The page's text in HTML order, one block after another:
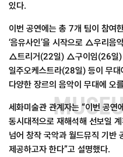
있다.
이번 공연에는 총 7개 팀이 참여
‘음유사인’을 시작으로 △우리
△트리거(22일) △구이임(26일
일주오케스트라(28일) 등이 무
다양한 장르의 음악이 무대에 오
세화미술관 관계자는 “이번 공연
동시대적으로 재해석해 선보일
넘어 창작 국악과 월드뮤직 기반
제공하고자 한다”고 설명했다.